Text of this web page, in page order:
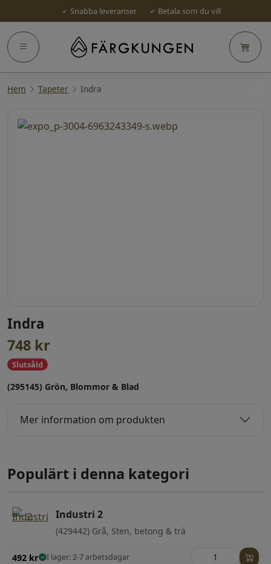
Snabba leveranser Betala som du vill
Hem Tapeter Indra
Indra
748 kr
Slutsåld
(295145) Grön, Blommor & Blad
Mer information om produkten
Populärt i denna kategori
Industri 2
(429442) Grå, Sten, betong & trä
492 kr I lager: 2-7 arbetsdagar